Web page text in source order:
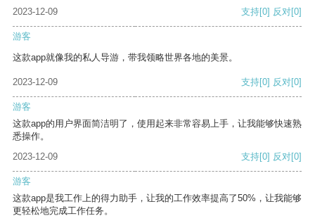
2023-12-09 支持[0] 反对[0]
游客
这款app就像我的私人导游，带我领略世界各地的美景。
2023-12-09 支持[0] 反对[0]
游客
这款app的用户界面简洁明了，使用起来非常容易上手，让我能够快速熟
悉操作。
2023-12-09
支持[0] 反对[0]
游客
这款app是我工作上的得力助手，让我的工作效率提高了50%，让我能够
更轻松地完成工作任务。